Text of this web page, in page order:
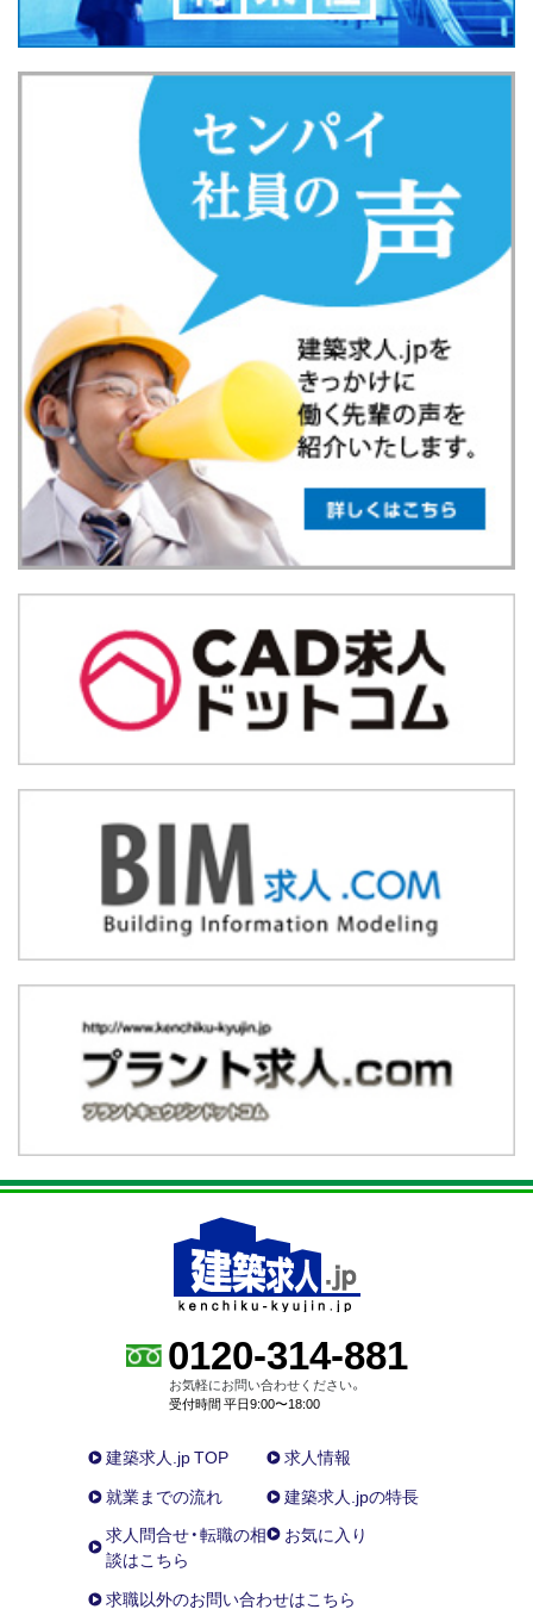
0120-314-881
お気軽にお問い合わせください。
受付時間 平日9:00〜18:00
建築求人.jp TOP
求人情報
就業までの流れ
建築求人.jpの特長
求人問合せ・転職の相
談はこちら
お気に入り
求職以外のお問い合わせはこちら